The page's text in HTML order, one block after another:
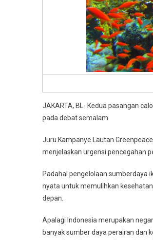
JAKARTA, BL- Kedua pasangan
pada debat semalam.
Juru Kampanye Lautan
menjelaskan urgensi pencegahan
Padahal pengelolaan sumberdaya
nyata untuk memulihkan
depan.
Apalagi Indonesia merupakan
banyak sumber daya perairan dan